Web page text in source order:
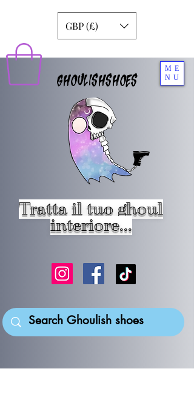
ME
NU
GHOULISHSHOES
Tratta il tuo ghoul
interiore...
GBP (£)